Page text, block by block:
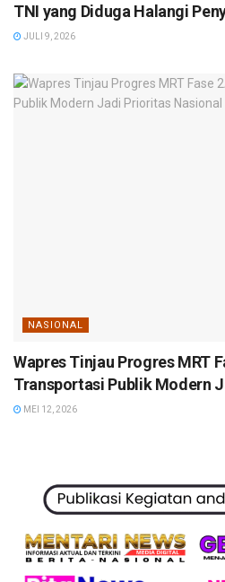
TNI yang Diduga Halangi
JULI 9, 2026
NASIONAL
Wapres Tinjau Progres MRT
Transportasi Publik Modern
MEI 12, 2026